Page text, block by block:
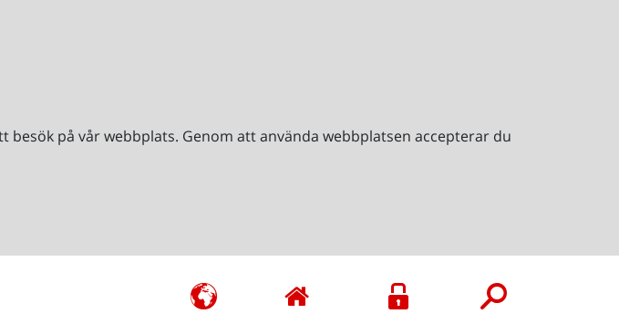
på vår webbplats. Genom att använda webbplatsen accepterar du